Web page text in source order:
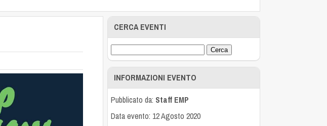
CERCA EVENTI
INFORMAZIONI EVENTO
Pubblicato da: Staff EMP
Data evento: 12 Agosto 2020